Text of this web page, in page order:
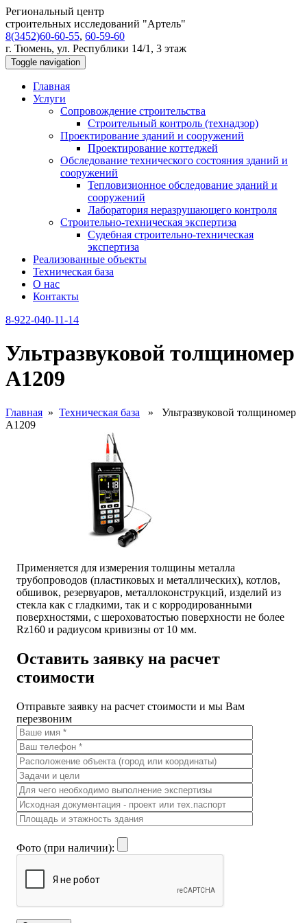
Региональный центр
строительных исследований "Артель"
8(3452)60-60-55, 60-59-60
г. Тюмень, ул. Республики 14/1, 3 этаж
Toggle navigation
Главная
Услуги
Сопровождение строительства
Строительный контроль (технадзор)
Проектирование зданий и сооружений
Проектирование коттеджей
Обследование технического состояния зданий и
сооружений
Тепловизионное обследование зданий и
сооружений
Лаборатория неразрушающего контроля
Строительно-техническая экспертиза
Судебная строительно-техническая
экспертиза
Реализованные объекты
Техническая база
О нас
Контакты
8-922-040-11-14
Ультразвуковой толщиномер
А1209
Главная » Техническая база » Ультразвуковой толщиномер
А1209
Применяется для измерения толщины металла
трубопроводов (пластиковых и металлических), котлов,
обшивок, резервуаров, металлоконструкций, изделий из
стекла как с гладкими, так и с корродированными
поверхностями, с шероховатостью поверхности не более
Rz160 и радиусом кривизны от 10 мм.
Оставить заявку на расчет
стоимости
Отправьте заявку на расчет стоимости и мы Вам
перезвоним
Фото (при наличии):